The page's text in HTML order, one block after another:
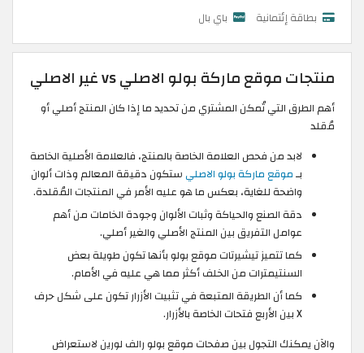
بطاقة إئتمانية باي بال
منتجات موقع ماركة بولو الاصلي vs غير الاصلي
أهم الطرق التي تُمكن المشتري من تحديد ما إذا كان المنتج أصلي أو
مُقلد
لابد من فحص العلامة الخاصة بالمنتج، فالعلامة الأصلية الخاصة
بـموقع ماركة بولو الاصلي ستكون دقيقة المعالم وذات ألوان
واضحة للغاية، بعكس ما هو عليه الأمر في المنتجات المُقلدة.
دقة الصنع والحياكة وثبات الألوان وجودة الخامات من أهم
عوامل التفريق بين المنتج الأصلي والغير أصلي.
كما تتميز تيشيرتات موقع بولو بأنها تكون طويلة بعض
السنتيمترات من الخلف أكثر مما هي عليه في الأمام.
كما أن الطريقة المتبعة في تثبيت الأزرار تكون على شكل حرف
X بين الأربع فتحات الخاصة بالأزرار.
والآن يمكنك التجول بين صفحات موقع بولو رالف لورين لاستعراض